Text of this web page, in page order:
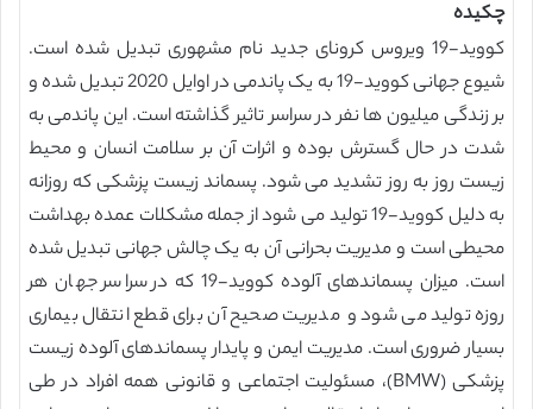
چکیده
کووید-19 ویروس کرونای جدید نام مشهوری تبدیل شده است.
شیوع جهانی کووید-19 به یک پاندمی در اوایل 2020 تبدیل شده و
بر زندگی میلیون ها نفر در سراسر تاثیر گذاشته است. این پاندمی به
شدت در حال گسترش بوده و اثرات آن بر سلامت انسان و محیط
زیست روز به روز تشدید می شود. پسماند زیست پزشکی که روزانه
به دلیل کووید-19 تولید می شود از جمله مشکلات عمده بهداشت
محیطی است و مدیریت بحرانی آن به یک چالش جهانی تبدیل شده
است. میزان پسماندهای آلوده کووید-19 که در سراسر جهان هر
روزه تولید می شود و مدیریت صحیح آن برای قطع انتقال بیماری
بسیار ضروری است. مدیریت ایمن و پایدار پسماندهای آلوده زیست
پزشکی (BMW)، مسئولیت اجتماعی و قانونی همه افراد در طی